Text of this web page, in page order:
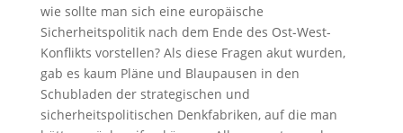
wie sollte man sich eine europäische
Sicherheitspolitik nach dem Ende des Ost-West-
Konflikts vorstellen? Als diese Fragen akut wurden,
gab es kaum Pläne und Blaupausen in den
Schubladen der strategischen und
sicherheitspolitischen Denkfabriken, auf die man